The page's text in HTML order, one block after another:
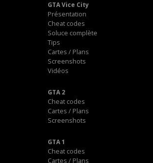
GTA Vice City
Présentation
Cheat codes
Soluce complète
Tips
Cartes / Plans
Screenshots
Vidéos
GTA 2
Cheat codes
Cartes / Plans
Screenshots
GTA 1
Cheat codes
Cartes / Plans